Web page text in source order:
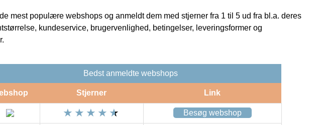
mest populære webshops og anmeldt dem med stjerner fra 1 til 5 ud fra bl.a. deres
kundeservice, brugervenlighed, betingelser, leveringsformer og
Bedst anmeldte webshops
Stjerner Link
Besøg webshop